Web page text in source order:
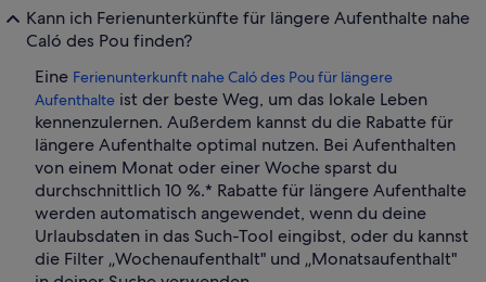
Kann ich Ferienunterkünfte für längere Aufenthalte nahe
Caló des Pou finden?
Eine Ferienunterkunft nahe Caló des Pou für längere
Aufenthalte ist der beste Weg, um das lokale Leben
kennenzulernen. Außerdem kannst du die Rabatte für
längere Aufenthalte optimal nutzen. Bei Aufenthalten
von einem Monat oder einer Woche sparst du
durchschnittlich 10 %.* Rabatte für längere Aufenthalte
werden automatisch angewendet, wenn du deine
Urlaubsdaten in das Such-Tool eingibst, oder du kannst
die Filter „Wochenaufenthalt" und „Monatsaufenthalt"